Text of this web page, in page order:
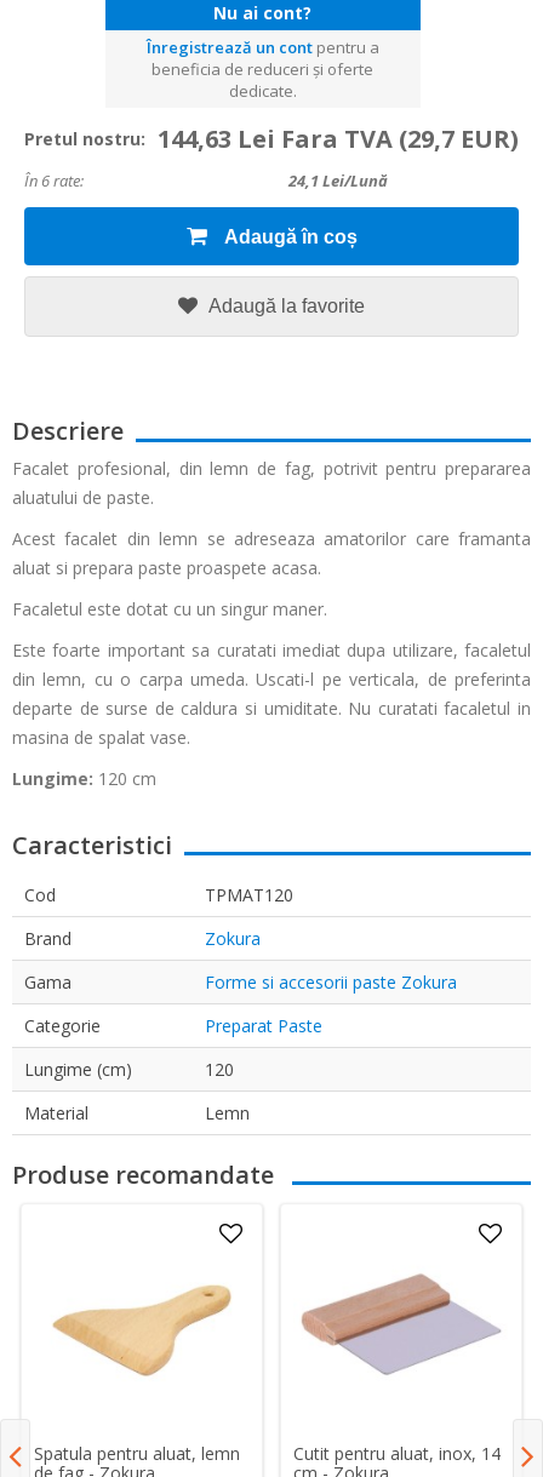
Nu ai cont?
Înregistrează un contpentru a
beneficia de reduceri și oferte
dedicate.
Pretul nostru: 144,63 Lei Fara TVA (29,7 EUR)
În 6 rate: 24,1Lei/lună
Adaugă în coș
Adaugă la favorite
Descriere
Facalet profesional, din lemn de fag, potrivit pentru prepararea
aluatului de paste.
Acest facalet din lemn se adreseaza amatorilor care framanta
aluat si prepara paste proaspete acasa.
Facaletul este dotat cu un singur maner.
Este foarte important sa curatati imediat dupa utilizare, facaletul
din lemn, cu o carpa umeda. Uscati-l pe verticala, de preferinta
departe de surse de caldura si umiditate. Nu curatati facaletul in
masina de spalat vase.
Lungime: 120 cm
Caracteristici
Cod
TPMAT120
Brand
Zokura
Gama
Forme si accesorii paste Zokura
Categorie
Preparat Paste
Lungime (cm)
120
Material
Lemn
Produse recomandate
Spatula pentru aluat, lemn
Cutit pentru aluat, inox, 14